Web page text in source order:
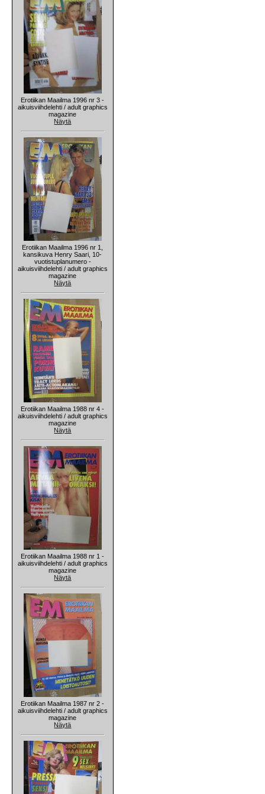
Erotiikan Maailma 1996 nr 3 -
aikuisviihdelehti / adult graphics
magazine
Näytä
Erotiikan Maailma 1996 nr 1,
kansikuva Henry Saari, 10-
vuotistuplanumero -
aikuisviihdelehti / adult graphics
magazine
Näytä
Erotiikan Maailma 1988 nr 4 -
aikuisviihdelehti / adult graphics
magazine
Näytä
Erotiikan Maailma 1988 nr 1 -
aikuisviihdelehti / adult graphics
magazine
Näytä
Erotiikan Maailma 1987 nr 2 -
aikuisviihdelehti / adult graphics
magazine
Näytä